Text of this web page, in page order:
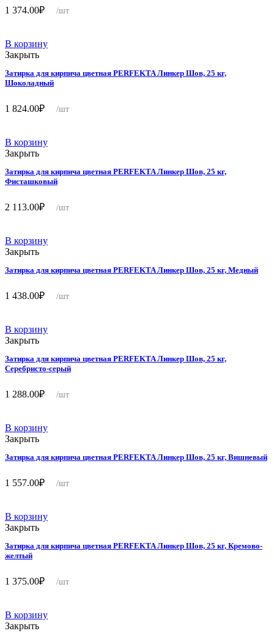
1 374.00₽ /шт
В корзину
Закрыть
Затирка для кирпича цветная PERFEKTA Линкер Шов, 25 кг,
Шоколадный
1 824.00₽ /шт
В корзину
Закрыть
Затирка для кирпича цветная PERFEKTA Линкер Шов, 25 кг,
Фисташковый
2 113.00₽ /шт
В корзину
Закрыть
Затирка для кирпича цветная PERFEKTA Линкер Шов, 25 кг, Медный
1 438.00₽ /шт
В корзину
Закрыть
Затирка для кирпича цветная PERFEKTA Линкер Шов, 25 кг,
Серебристо-серый
1 288.00₽ /шт
В корзину
Закрыть
Затирка для кирпича цветная PERFEKTA Линкер Шов, 25 кг, Вишневый
1 557.00₽ /шт
В корзину
Закрыть
Затирка для кирпича цветная PERFEKTA Линкер Шов, 25 кг, Кремово-
желтый
1 375.00₽ /шт
В корзину
Закрыть